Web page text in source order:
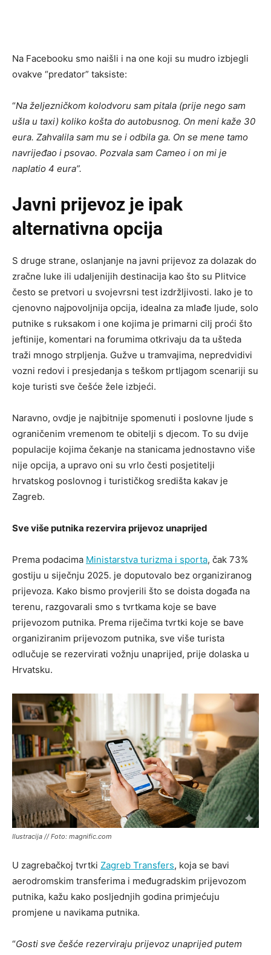
Na Facebooku smo naišli i na one koji su mudro izbjegli
ovakve “predator” taksiste:
“Na željezničkom kolodvoru sam pitala (prije nego sam
ušla u taxi) koliko košta do autobusnog. On meni kaže 30
eura. Zahvalila sam mu se i odbila ga. On se mene tamo
navrijeđao i psovao. Pozvala sam Cameo i on mi je
naplatio 4 eura”.
Javni prijevoz je ipak
alternativna opcija
S druge strane, oslanjanje na javni prijevoz za dolazak do
zračne luke ili udaljenijih destinacija kao što su Plitvice
često se pretvori u svojevrsni test izdržljivosti. Iako je to
cjenovno najpovoljnija opcija, idealna za mlađe ljude, solo
putnike s ruksakom i one kojima je primarni cilj proći što
jeftinije, komentari na forumima otkrivaju da ta ušteda
traži mnogo strpljenja. Gužve u tramvajima, nepredvidivi
vozni redovi i presjedanja s teškom prtljagom scenariji su
koje turisti sve češće žele izbjeći.
Naravno, ovdje je najbitnije spomenuti i poslovne ljude s
ograničenim vremenom te obitelji s djecom. To su dvije
populacije kojima čekanje na stanicama jednostavno više
nije opcija, a upravo oni su vrlo česti posjetitelji
hrvatskog poslovnog i turističkog središta kakav je
Zagreb.
Sve više putnika rezervira prijevoz unaprijed
Prema podacima Ministarstva turizma i sporta, čak 73%
gostiju u siječnju 2025. je doputovalo bez organiziranog
prijevoza. Kako bismo provjerili što se doista događa na
terenu, razgovarali smo s tvrtkama koje se bave
prijevozom putnika. Prema riječima tvrtki koje se bave
organiziranim prijevozom putnika, sve više turista
odlučuje se rezervirati vožnju unaprijed, prije dolaska u
Hrvatsku.
Ilustracija // Foto: magnific.com
U zagrebačkoj tvrtki Zagreb Transfers, koja se bavi
aerodromskim transferima i međugradskim prijevozom
putnika, kažu kako posljednjih godina primjećuju
promjene u navikama putnika.
“Gosti sve češće rezerviraju prijevoz unaprijed putem